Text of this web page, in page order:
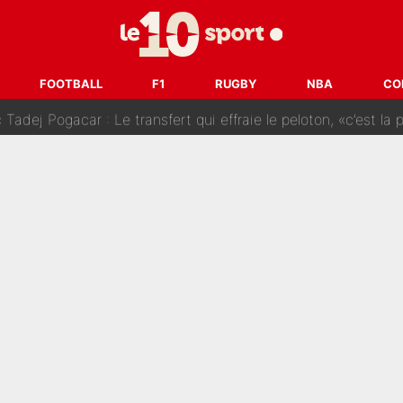
FOOTBALL F1 RUGBY NBA
: Les coulisses de la décision de Lucas Chevalier pour
sur CNews, un ancien journaliste de France Télévisions relance la
Tadej Pogacar : Le transfert qui effraie le peloton, «c’est la